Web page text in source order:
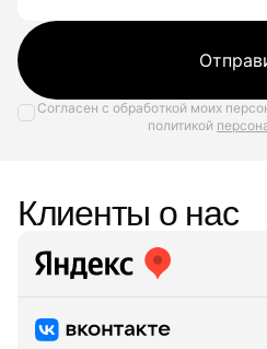
Согласен с обработкой моих
политикой
Клиенты о нас